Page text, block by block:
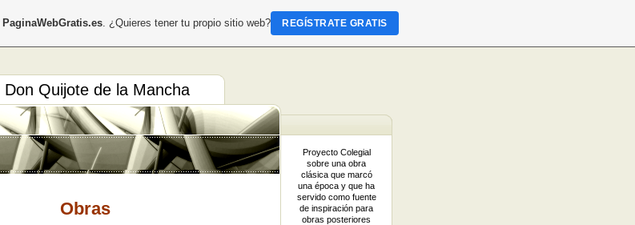
Don Quijote de la Mancha
Obras
Proyecto Colegial
sobre una obra
clásica que marcó
una época y que ha
servido como fuente
de inspiración para
obras posteriores
PaginaWebGratis.es. ¿Quieres tener tu propio sitio web? REGÍSTRATE GRATIS